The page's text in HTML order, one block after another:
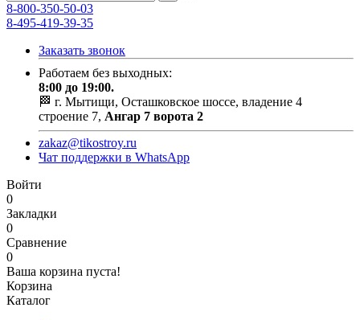
8-800-350-50-03
8-495-419-39-35
Заказать звонок
Работаем без выходных:
8:00 до 19:00.
🏁 г. Мытищи, Осташковское шоссе, владение 4
строение 7, Ангар 7 ворота 2
zakaz@tikostroy.ru
Чат поддержки в WhatsApp
Войти
0
Закладки
0
Сравнение
0
Ваша корзина пуста!
Корзина
Каталог